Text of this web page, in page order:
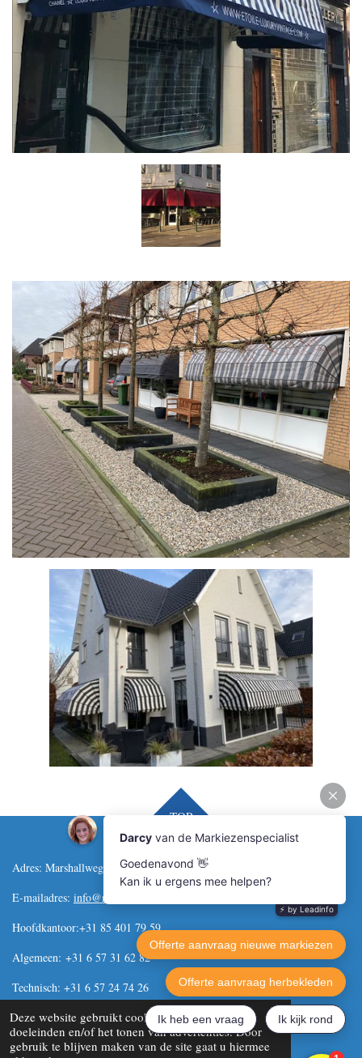
Deze website gebruikt cookies voor analyse-
doeleinden en/of het tonen van advertenties. Door
gebruik te blijven maken van de site gaat u hiermee
TOP
Adres: Marshallweg 18, 8912 AC Leeuwarden
E-mailadres: info@markiezenspecialist.eu
Hoofdkantoor:+31 85 401 79 59
Algemeen: +31 6 57 31 62 82
Technisch: +31 6 57 24 74 26